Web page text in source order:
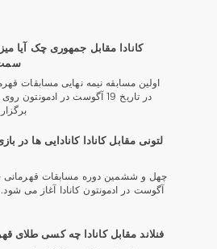
کانادا مقابل جمهوری چک آیا
سمت
اولین مسابقه نیمه نهایی مسابقات
در تاریخ 19 آگوست در
لتونی مقابل کانادا کانادایی ها در
آگوست در ادمونتون کانادا آغاز می شود.
فنلاند مقابل کانادا چه کسی طلای